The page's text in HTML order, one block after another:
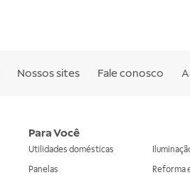
Nossos sites Fale conosco
Para Você
Utilidades domésticas
Panelas Reforma